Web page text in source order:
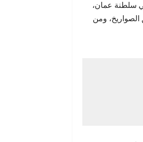
سلطنة عمان،
الصواريخ، ومن